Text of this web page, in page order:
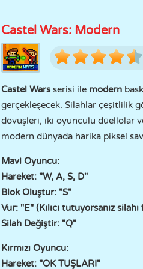
Castel Wars: Modern
Castel Warsserisi ile modern
gerçekleşecek. Silahlar çeşitlilik
dövüşleri, iki oyunculu düellolar
modern dünyada harika piksel
Mavi Oyuncu:
Hareket: "W, A, S, D"
Blok Oluştur: "S"
Vur: "E" (Kılıcı tutuyorsanız
Silah Değiştir: "Q"
Kırmızı Oyuncu:
Hareket: "OK TUŞLARI"